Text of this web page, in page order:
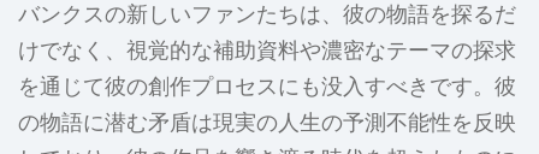
バンクスの新しいファンたちは、彼の物語を探るだ
けでなく、視覚的な補助資料や濃密なテーマの探求
を通じて彼の創作プロセスにも没入すべきです。彼
の物語に潜む矛盾は現実の人生の予測不能性を反映